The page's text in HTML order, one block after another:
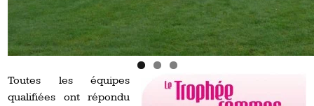
Toutes les équipes
qualifiées ont répondu